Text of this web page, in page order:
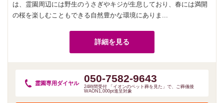
は、霊園周辺には野生のうさぎやキジが生息しており、春には満開
の桜を楽しむこともできる自然豊かな環境にありま...
詳細を見る
霊園専用 ダイヤル 050-7582-9643
24時間受付 「イオンのペット葬を見た」で、ご葬儀後
WAON1,000pt進呈対象